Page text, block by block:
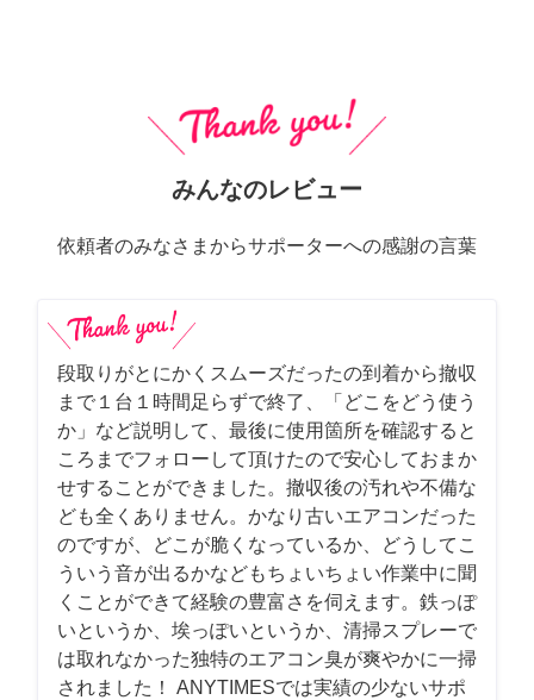
みんなのレビュー
依頼者のみなさまからサポーターへの感謝の言葉
段取りがとにかくスムーズだったの到着から撤収
まで１台１時間足らずで終了、「どこをどう使う
か」など説明して、最後に使用箇所を確認すると
ころまでフォローして頂けたので安心しておまか
せすることができました。撤収後の汚れや不備な
ども全くありません。かなり古いエアコンだった
のですが、どこが脆くなっているか、どうしてこ
ういう音が出るかなどもちょいちょい作業中に聞
くことができて経験の豊富さを伺えます。鉄っぽ
いというか、埃っぽいというか、清掃スプレーで
は取れなかった独特のエアコン臭が爽やかに一掃
されました！ ANYTIMESでは実績の少ないサポ